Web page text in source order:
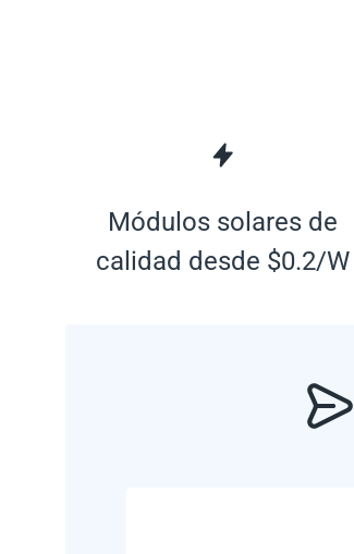
Módulos solares de
calidad desde $0.2/W